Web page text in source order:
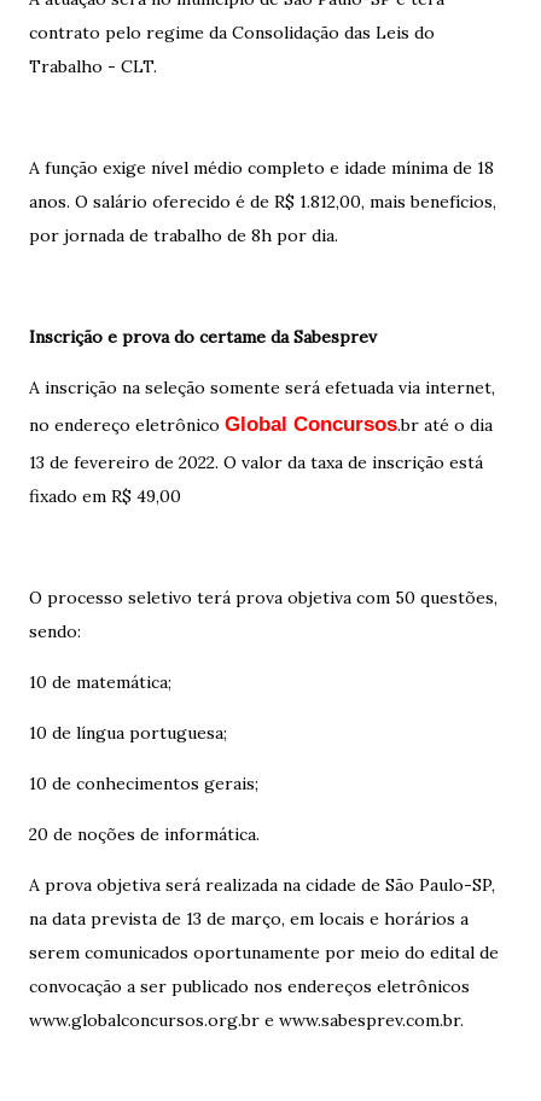
contrato pelo regime da Consolidação das Leis do
Trabalho - CLT.
A função exige nível médio completo e idade mínima de 18
anos. O salário oferecido é de R$ 1.812,00, mais benefícios,
por jornada de trabalho de 8h por dia.
Inscrição e prova do certame da Sabesprev
A inscrição na seleção somente será efetuada via internet,
no endereço eletrônico Global Concursos.br até o dia
13 de fevereiro de 2022. O valor da taxa de inscrição está
fixado em R$ 49,00
O processo seletivo terá prova objetiva com 50 questões,
sendo:
10 de matemática;
10 de língua portuguesa;
10 de conhecimentos gerais;
20 de noções de informática.
A prova objetiva será realizada na cidade de São Paulo-SP,
na data prevista de 13 de março, em locais e horários a
serem comunicados oportunamente por meio do edital de
convocação a ser publicado nos endereços eletrônicos
www.globalconcursos.org.br e www.sabesprev.com.br.